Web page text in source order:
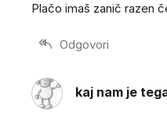
Plačo imaš zanič razen
Odgovori
kaj nam je